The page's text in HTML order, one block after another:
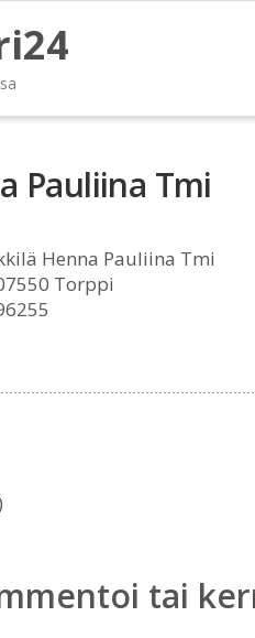
Pauliina Tmi
Henna Pauliina Tmi
Torppi
tai